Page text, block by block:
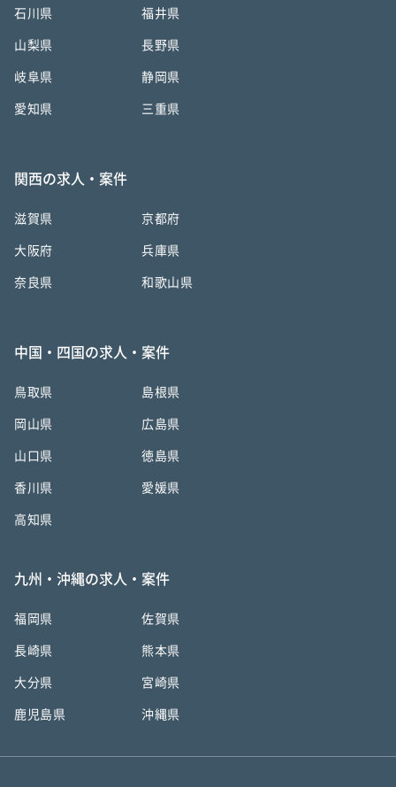
石川県 福井県
山梨県 長野県
岐阜県 静岡県
愛知県 三重県
関西の求人・案件
滋賀県 京都府
大阪府 兵庫県
奈良県 和歌山県
中国・四国の求人・案件
鳥取県 島根県
岡山県 広島県
山口県 徳島県
香川県 愛媛県
高知県
九州・沖縄の求人・案件
福岡県 佐賀県
長崎県 熊本県
大分県 宮崎県
鹿児島県 沖縄県